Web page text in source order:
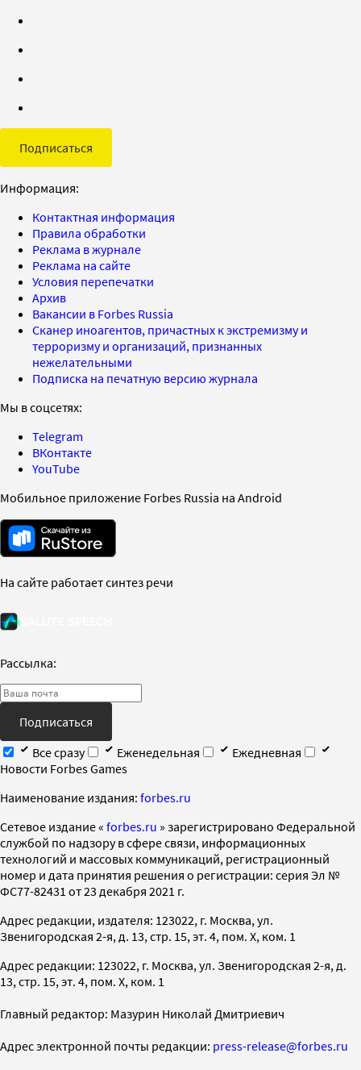
Подписаться
Информация:
Контактная информация
Правила обработки
Реклама в журнале
Реклама на сайте
Условия перепечатки
Архив
Вакансии в Forbes Russia
Сканер иноагентов, причастных к экстремизму и
терроризму и организаций, признанных
нежелательными
Подписка на печатную версию журнала
Мы в соцсетях:
Telegram
ВКонтакте
YouTube
Мобильное приложение Forbes Russia на Android
На сайте работает синтез речи
Рассылка:
Подписаться
Все сразу
Еженедельная
Ежедневная
Новости Forbes Games
Наименование издания: forbes.ru
Cетевое издание « forbes.ru » зарегистрировано Федеральной
службой по надзору в сфере связи, информационных
технологий и массовых коммуникаций, регистрационный
номер и дата принятия решения о регистрации: серия Эл №
ФС77-82431 от 23 декабря 2021 г.
Адрес редакции, издателя: 123022, г. Москва, ул.
Звенигородская 2-я, д. 13, стр. 15, эт. 4, пом. X, ком. 1
Адрес редакции: 123022, г. Москва, ул. Звенигородская 2-я, д.
13, стр. 15, эт. 4, пом. X, ком. 1
Главный редактор: Мазурин Николай Дмитриевич
Адрес электронной почты редакции: press-release@forbes.ru